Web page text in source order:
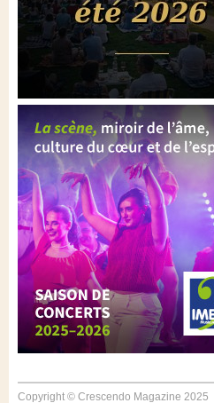
Copyright © Crescendo Magazine 2025